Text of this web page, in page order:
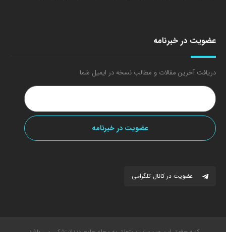
عضویت در خبرنامه
دریافت آخرین مقالات و مطالب نسخه در ایمیل شما
عضویت در کانال تلگرامی